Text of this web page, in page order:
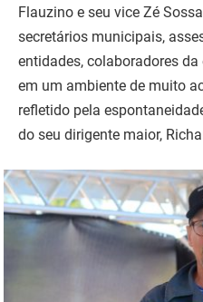
Flauzino e seu vice Zé
secretários municipais,
entidades, colaboradores
em um ambiente de muito
refletido pela
do seu dirigente maior,